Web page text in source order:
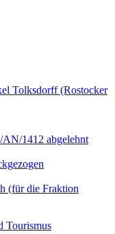
Tolksdorff (Rostocker
AN/1412 abgelehnt
(für die Fraktion
Tourismus